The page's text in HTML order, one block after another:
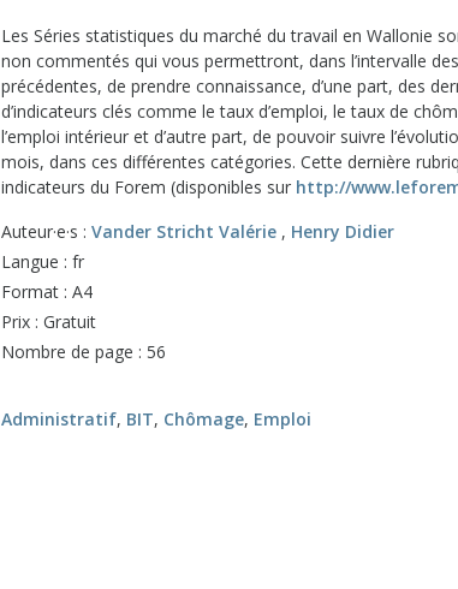
Les Séries statistiques du marché du travail en Wallonie
non commentés qui vous permettront, dans l’intervalle
précédentes, de prendre connaissance, d’une part, des
d’indicateurs clés comme le taux d’emploi, le taux de
l’emploi intérieur et d’autre part, de pouvoir suivre
mois, dans ces différentes catégories. Cette dernière
indicateurs du Forem (disponibles sur http://
Auteur·e·s :Vander Stricht Valérie , Henry Didier
Langue : fr
Format : A4
Prix : Gratuit
Nombre de page : 56
Administratif, BIT, Chômage, Emploi